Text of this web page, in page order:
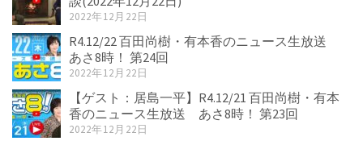
2022年12月22日
R4.12/22 百田尚樹・有本香のニュース生放送
あさ8時！ 第24回
2022年12月22日
【ゲスト：居島一平】R4.12/21 百田尚樹・有本
香のニュース生放送 あさ8時！ 第23回
2022年12月22日